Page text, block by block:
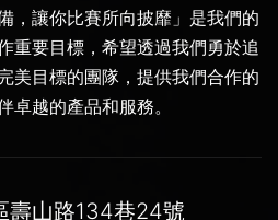
，讓你比賽所向披靡」是我們的
重要目標，希望透過我們勇於追
美目標的團隊，提供我們合作的
卓越的產品和服務。
壽山路134巷24號